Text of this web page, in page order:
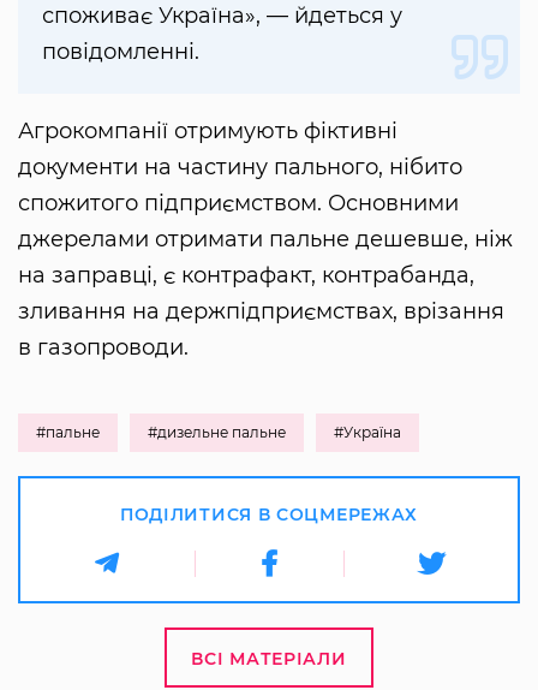
споживає Україна», — йдеться у
повідомленні.
Агрокомпанії отримують фіктивні
документи на частину пального, нібито
спожитого підприємством. Основними
джерелами отримати пальне дешевше, ніж
на заправці, є контрафакт, контрабанда,
зливання на держпідприємствах, врізання
в газопроводи.
#пальне #дизельне пальне #Україна
ПОДІЛИТИСЯ В СОЦМЕРЕЖАХ
ВСІ МАТЕРІАЛИ